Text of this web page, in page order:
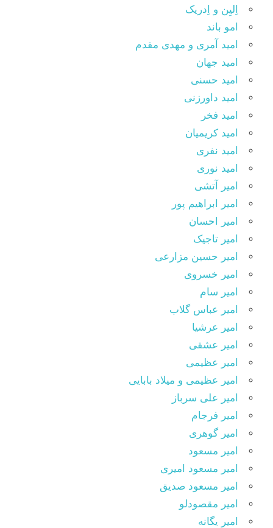
اِلیِن و اِدریک
امو باند
امید آمری و مهدی مقدم
امید جهان
امید حسنی
امید داورزنی
امید فخر
امید کریمیان
امید نفری
امید نوری
امیر آتشی
امیر ابراهیم پور
امیر احسان
امیر تاجیک
امیر حسین مزارعی
امیر خسروی
امیر سام
امیر عباس گلاب
امیر عرشیا
امیر عشقی
امیر عظیمی
امیر عظیمی و میلاد بابایی
امیر علی سرباز
امیر فرجام
امیر گوهری
امیر مسعود
امیر مسعود امیری
امیر مسعود صدیق
امیر مقصودلو
امیر یگانه